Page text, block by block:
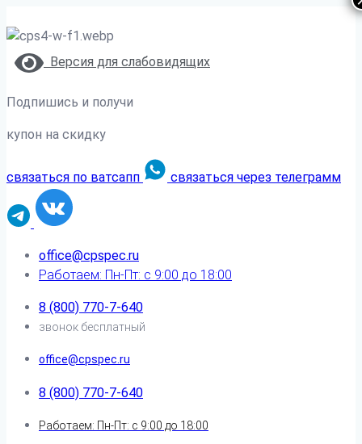
Версия для слабовидящих
Подпишись и получи
купон на скидку
связаться по ватсапп связаться через телеграмм
office@cpspec.ru
Работаем: Пн-Пт: с 9:00 до 18:00
8 (800) 770-7-640
звонок бесплатный
office@cpspec.ru
8 (800) 770-7-640
Работаем: Пн-Пт: с 9:00 до 18:00